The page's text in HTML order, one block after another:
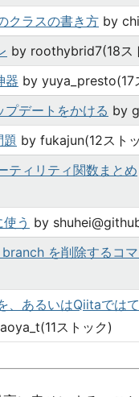
クラスの書き方 by
by roothybrid7(18ス
器 by yuya_presto(17
デートをかける by
題 by fukajun(12スト
ティリティ関数まとめ
う by
を削除するコマ
あるいはQiitaでは
ストック)